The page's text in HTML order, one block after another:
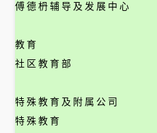
傅德枬辅导及发展中心
教育
社区教育部
特殊教育及附属公司
特殊教育